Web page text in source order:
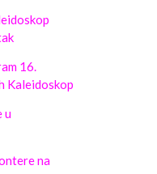
16.
Kaleidoskop
u
na